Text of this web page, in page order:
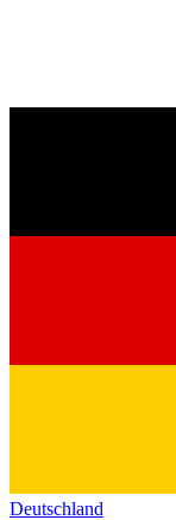
Deutschland